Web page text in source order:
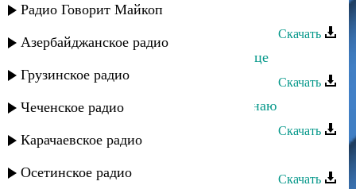
Радио Говорит Майкоп
Азербайджанское радио
Грузинское радио
Чеченское радио
Карачаевское радио
Осетинское радио
Марина Алиева и Тельман - Боль
Скачать
Марина Алиева - Открой мне сердце
Скачать
Марина Алиева - Теперь я точно знаю
Скачать
Скачать